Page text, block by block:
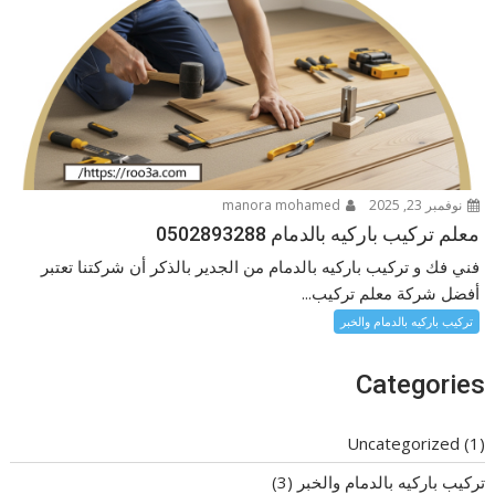
نوفمبر 23, 2025
معلم تركيب باركيه بالدمام 0502893288
فني فك و تركيب باركيه بالدمام من الجدير بالذكر أن شركتنا تعتبر
أفضل شركة معلم تركيب...
تركيب باركيه بالدمام والخبر
Categories
Uncategorized (1)
تركيب باركيه بالدمام والخبر (3)